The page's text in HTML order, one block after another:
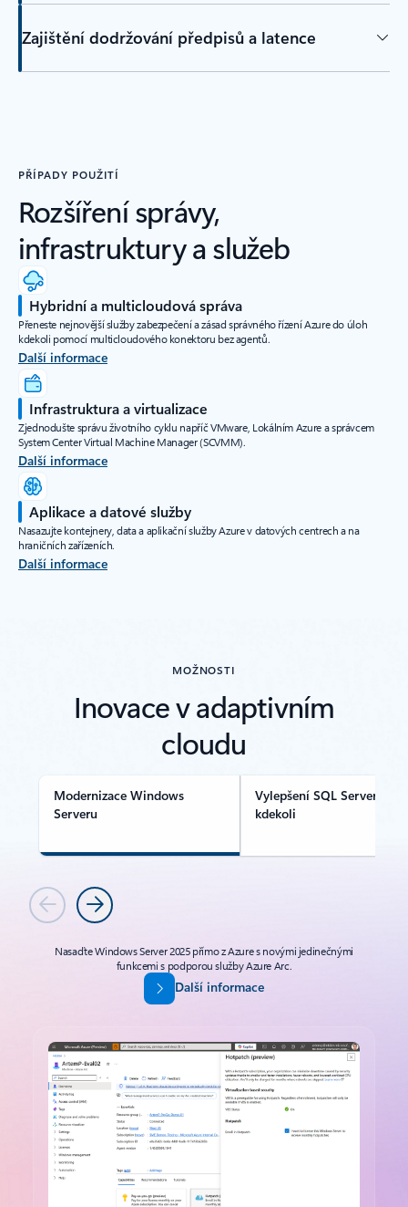
Zajištění dodržování předpisů a latence
PŘÍPADY POUŽITÍ
Rozšíření správy,
infrastruktury a služeb
Hybridní a multicloudová správa
Přeneste nejnovější služby zabezpečení a zásad správného řízení Azure do úloh
kdekoli pomocí multicloudového konektoru bez agentů.
Další informace
Infrastruktura a virtualizace
Zjednodušte správu životního cyklu napříč VMware, Lokálním Azure a správcem
System Center Virtual Machine Manager (SCVMM).
Další informace
Aplikace a datové služby
Nasazujte kontejnery, data a aplikační služby Azure v datových centrech a na
hraničních zařízeních.
Další informace
MOŽNOSTI
Inovace v adaptivním
cloudu
Modernizace Windows
Serveru
Vylepšení SQL Serveru
kdekoli
Předchozí
Další
Nasaďte Windows Server 2025 přímo z Azure s novými jedinečnými
funkcemi s podporou služby Azure Arc.
Další informace